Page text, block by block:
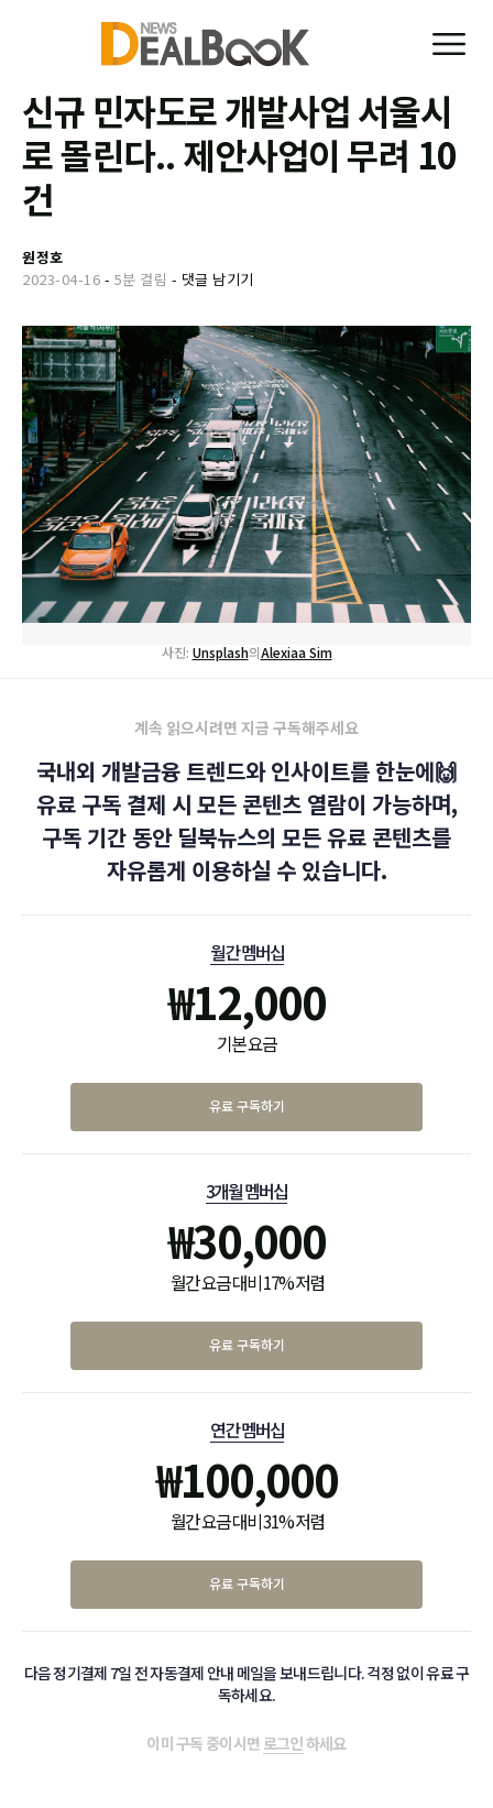
신규 민자도로 개발사업 서울시
로 몰린다.. 제안사업이 무려 10
건
원정호
2023-04-16 - 5분 걸림 - 댓글 남기기
사진: Unsplash의Alexiaa Sim
계속 읽으시려면 지금 구독해주세요
국내외 개발금융 트렌드와 인사이트를 한눈에🙌
유료 구독 결제 시 모든 콘텐츠 열람이 가능하며,
구독 기간 동안 딜북뉴스의 모든 유료 콘텐츠를
자유롭게 이용하실 수 있습니다.
월간 멤버십
₩12,000
기본 요금
유료 구독하기
3개월 멤버십
₩30,000
월간 요금 대비 17% 저렴
유료 구독하기
연간 멤버십
₩100,000
월간 요금 대비 31% 저렴
유료 구독하기
다음 정기결제 7일 전 자동결제 안내 메일을 보내드립니다. 걱정 없이 유료 구
독하세요.
이미 구독 중이시면 로그인하세요